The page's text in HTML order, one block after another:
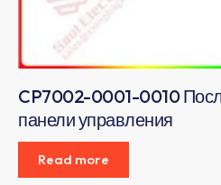
CP7002-0001-0010
панели управления
Read more